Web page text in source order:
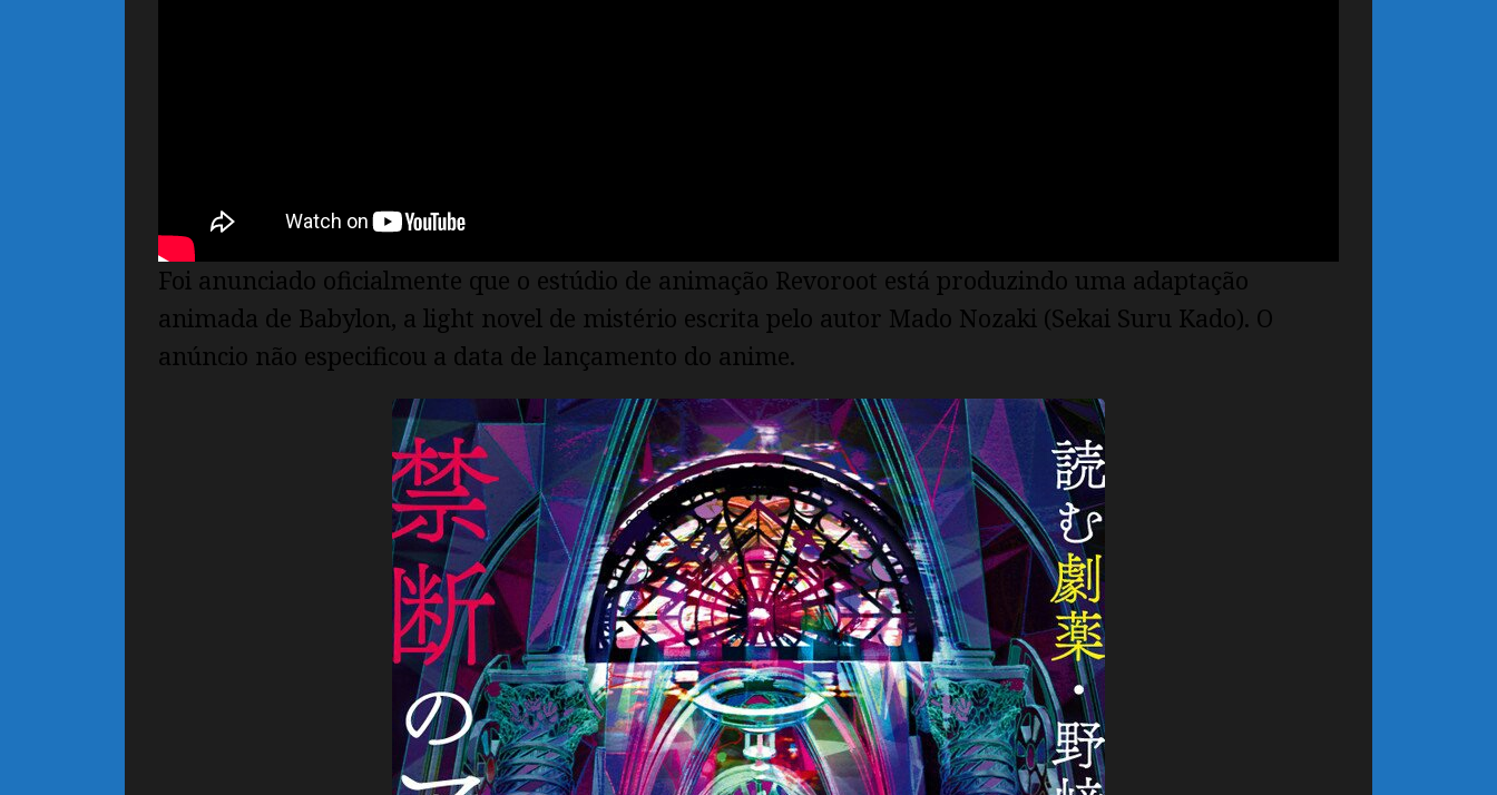
Foi anunciado oficialmente que o estúdio de animação Revoroot está produzindo uma adaptação
animada de Babylon, a light novel de mistério escrita pelo autor Mado Nozaki (Sekai Suru Kado). O
anúncio não especificou a data de lançamento do anime.